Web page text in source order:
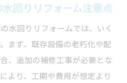
回りリフォーム注意点
水回りリフォームでは、いく
まず、既存設備の老朽化や配
、追加の補修工事が必要とな
より、工期や費用が想定より